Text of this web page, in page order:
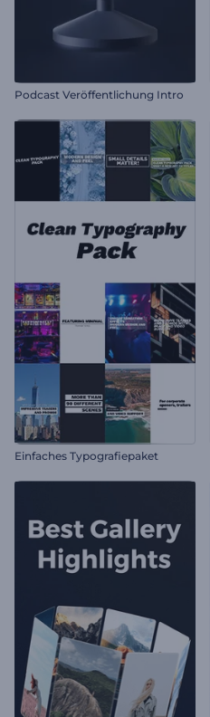
Podcast Veröffentlichung Intro
Einfaches Typografiepaket